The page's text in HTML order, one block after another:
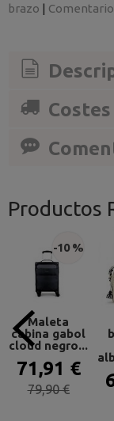
brazo |
Productos
-10 %
Maleta
cabina gabol
cloud negro...
71,91 €
79,90 €